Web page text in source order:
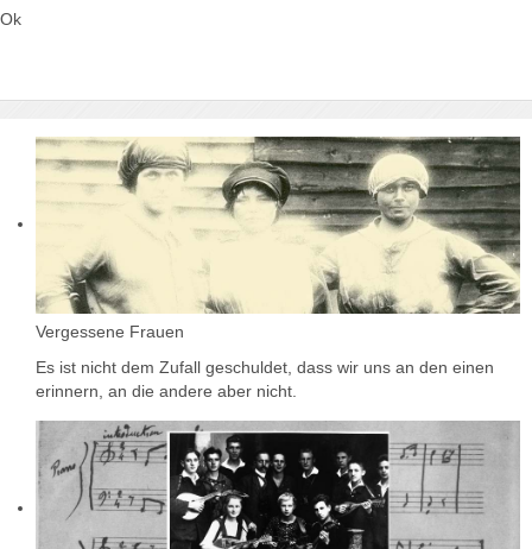
Ok
Vergessene Frauen
Es ist nicht dem Zufall geschuldet, dass wir uns an den einen
erinnern, an die andere aber nicht.